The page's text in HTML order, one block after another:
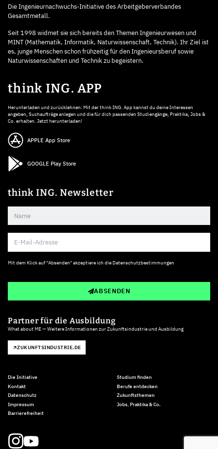
Die Ingenieurnachwuchs-Initiative des Arbeitgeberverbandes
Gesamtmetall.
Seit 1998 widmet sie sich bereits den Themen Ingenieurwesen und
MINT (Mathematik, Informatik, Naturwissenschaft, Technik). Ihr Ziel ist
es, junge Menschen schon frühzeitig für den Ingenieursberuf sowie
Naturwissenschaften und Technik zu begeistern.
think ING. APP
Herunterladen und zurücklehnen: Mit der think ING. App kannst du deine Interessen
angeben, Suchaufträge anlegen und die für dich passenden Studiengänge, Praktika, Jobs &
Co. erhalten. Jetzt herunterladen!
APPLE App Store
GOOGLE Play Store
think ING. Newsletter
Mit dem Klick auf "Absenden" akzeptiere ich die Datenschutzbestimmungen
ABSENDEN
Partner für die Ausbildung
What about ME — Weitere Informationen zur Zukunftsindustrie und Ausbildung
ZUKUNFTSINDUSTRIE.DE
Die Initiative
Kontakt
Datenschutz
Impressum
Barrierefreiheit
Studium finden
Berufe entdecken
Zukunftsthemen
Jobs, Praktika & Co.